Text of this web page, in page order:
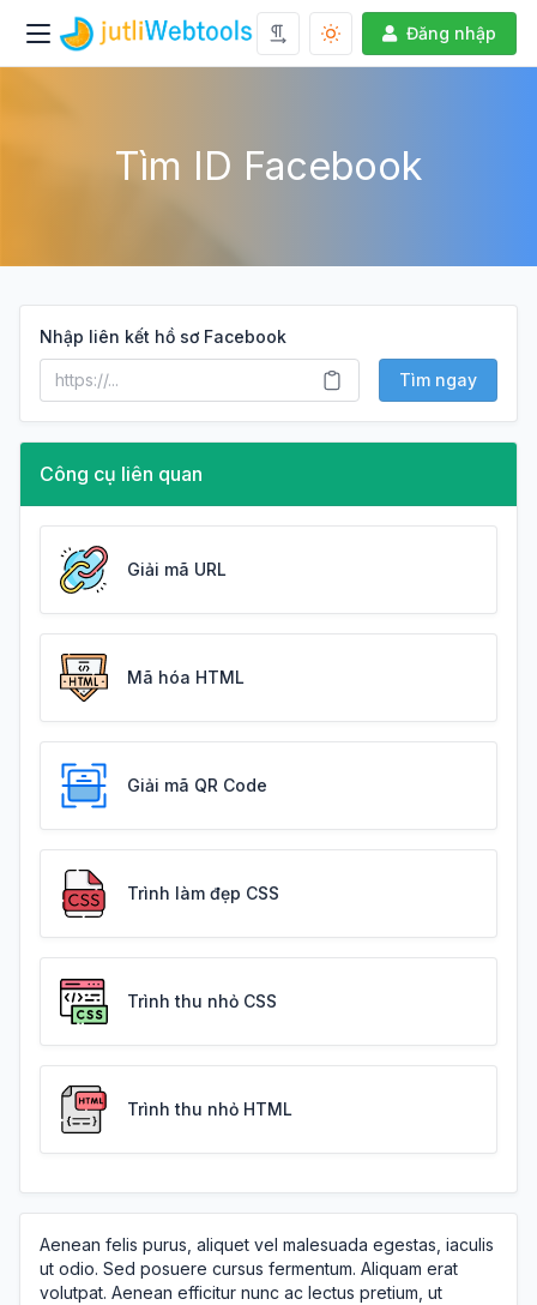
Đăng nhập
Tìm ID Facebook
Nhập liên kết hồ sơ Facebook
Tìm ngay
Công cụ liên quan
Giải mã URL
Mã hóa HTML
Giải mã QR Code
Trình làm đẹp CSS
Trình thu nhỏ CSS
Trình thu nhỏ HTML
Aenean felis purus, aliquet vel malesuada egestas, iaculis
ut odio. Sed posuere cursus fermentum. Aliquam erat
volutpat. Aenean efficitur nunc ac lectus pretium, ut